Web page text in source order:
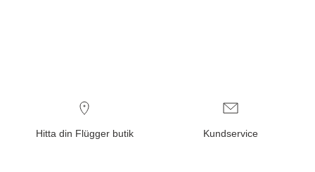
Hitta din Flügger butik Kundservice